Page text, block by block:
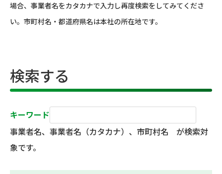
場合、事業者名をカタカナで入力し再度検索をしてみてくださ
い。市町村名・都道府県名は本社の所在地です。
検索する
キーワード
事業者名、事業者名（カタカナ）、市町村名 が検索対
象です。